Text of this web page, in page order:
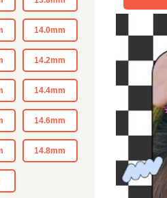
14.0mm
14.2mm
14.4mm
14.6mm
14.8mm